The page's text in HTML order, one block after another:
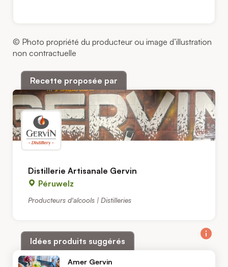
© Photo propriété du producteur ou image d’illustration
non contractuelle
Recette proposée par
Distillerie Artisanale Gervin
Péruwelz
Producteurs d'alcools | Distilleries
Idées produits suggérés info
Amer Gervin